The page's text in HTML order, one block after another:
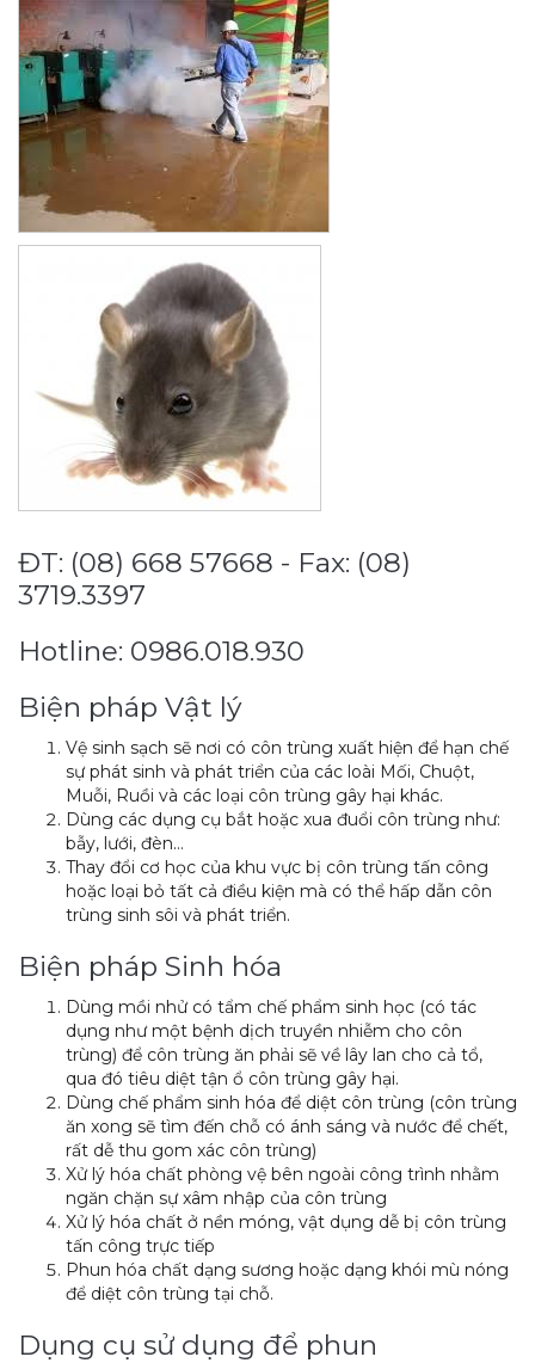
Xe đẩy làm vệ sinh Sài Gòn
ĐT: (08) 668 57668 - Fax: (08)
3719.3397
Hotline: 0986.018.930
Biện pháp Vật lý
Vệ sinh sạch sẽ nơi có côn trùng xuất hiện để hạn chế
sự phát sinh và phát triển của các loài Mối, Chuột,
Muỗi, Ruồi và các loại côn trùng gây hại khác.
Dùng các dụng cụ bắt hoặc xua đuổi côn trùng như:
bẫy, lưới, đèn…
Thay đổi cơ học của khu vực bị côn trùng tấn công
hoặc loại bỏ tất cả điều kiện mà có thể hấp dẫn côn
trùng sinh sôi và phát triển.
Biện pháp Sinh hóa
Dùng mồi nhử có tẩm chế phẩm sinh học (có tác
dụng như một bệnh dịch truyền nhiễm cho côn
trùng) để côn trùng ăn phải sẽ về lây lan cho cả tổ,
qua đó tiêu diệt tận ổ côn trùng gây hại.
Dùng chế phẩm sinh hóa để diệt côn trùng (côn trùng
ăn xong sẽ tìm đến chỗ có ánh sáng và nước để chết,
rất dễ thu gom xác côn trùng)
Xử lý hóa chất phòng vệ bên ngoài công trình nhằm
ngăn chặn sự xâm nhập của côn trùng
Xử lý hóa chất ở nền móng, vật dụng dễ bị côn trùng
tấn công trực tiếp
Phun hóa chất dạng sương hoặc dạng khói mù nóng
để diệt côn trùng tại chỗ.
Dụng cụ sử dụng để phun